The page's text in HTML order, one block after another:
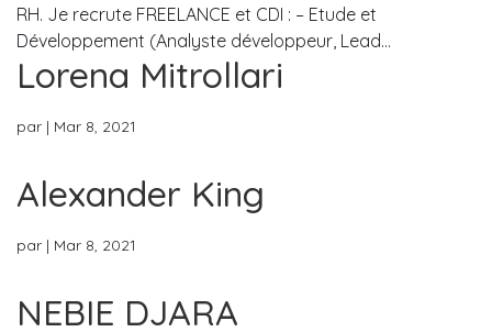
RH. Je recrute FREELANCE et CDI : – Etude et
Développement (Analyste développeur, Lead...
Lorena Mitrollari
par | Mar 8, 2021
Alexander King
par | Mar 8, 2021
NEBIE DJARA